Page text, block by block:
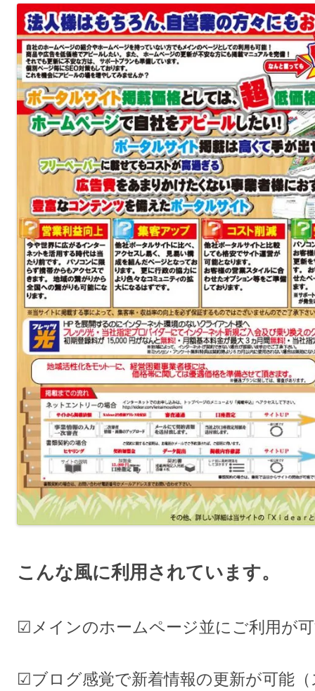
こんな風に利用されています。
☑メインのホームページ並にご利用が
☑ブログ感覚で新着情報の更新が可能